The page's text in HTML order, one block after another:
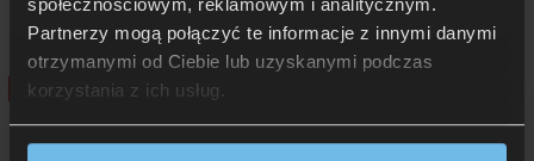
społecznościowym, reklamowym i analitycznym.
Partnerzy mogą połączyć te informacje z innymi danymi
otrzymanymi od Ciebie lub uzyskanymi podczas
korzystania z ich usług.
Inne produktySealy:
Promocja!